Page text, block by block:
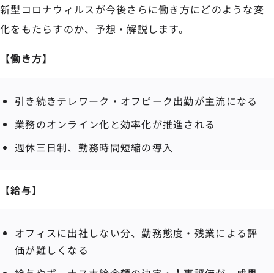
新型コロナウィルスが今後さらに働き方にどのような変
化をもたらすのか、予想・解説します。
【働き方】
引き続きテレワーク・オフピーク出勤が主流になる
業務のオンライン化と効率化が推進される
週休三日制、勤務時間短縮の導入
【給与】
オフィスに出社しない分、勤務態度・残業による評
価が難しくなる